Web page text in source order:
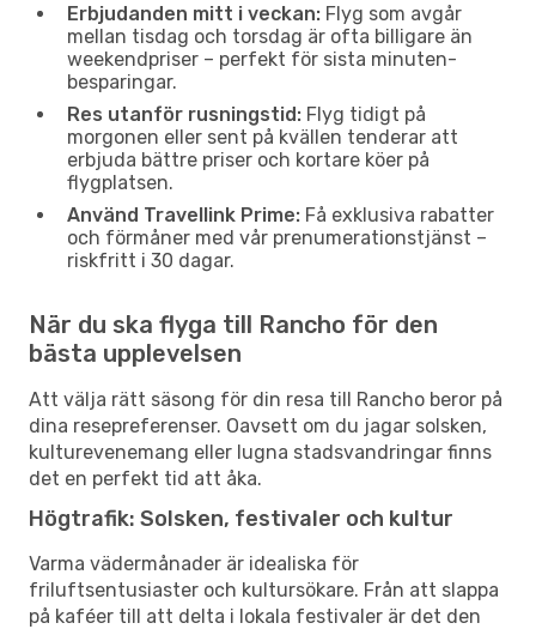
Erbjudanden mitt i veckan: Flyg som avgår
mellan tisdag och torsdag är ofta billigare än
weekendpriser – perfekt för sista minuten-
besparingar.
Res utanför rusningstid: Flyg tidigt på
morgonen eller sent på kvällen tenderar att
erbjuda bättre priser och kortare köer på
flygplatsen.
Använd Travellink Prime: Få exklusiva rabatter
och förmåner med vår prenumerationstjänst –
riskfritt i 30 dagar.
När du ska flyga till Rancho för den
bästa upplevelsen
Att välja rätt säsong för din resa till Rancho beror på
dina resepreferenser. Oavsett om du jagar solsken,
kulturevenemang eller lugna stadsvandringar finns
det en perfekt tid att åka.
Högtrafik: Solsken, festivaler och kultur
Varma vädermånader är idealiska för
friluftsentusiaster och kultursökare. Från att slappa
på kaféer till att delta i lokala festivaler är det den